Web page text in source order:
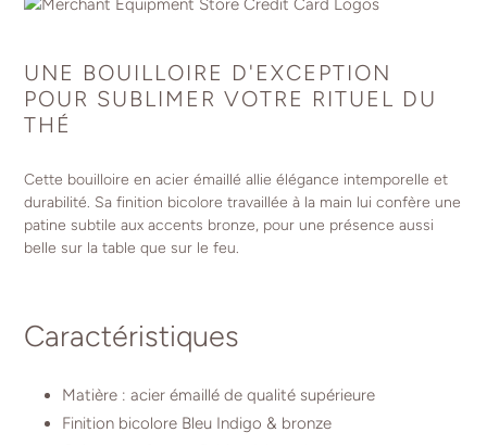
produit
à
votre
UNE BOUILLOIRE D'EXCEPTION
POUR SUBLIMER VOTRE RITUEL DU
THÉ
Cette bouilloire en acier émaillé allie élégance intemporelle et
durabilité. Sa finition bicolore travaillée à la main lui confère une
patine subtile aux accents bronze, pour une présence aussi
belle sur la table que sur le feu.
Caractéristiques
Matière : acier émaillé de qualité supérieure
Finition bicolore Bleu Indigo & bronze